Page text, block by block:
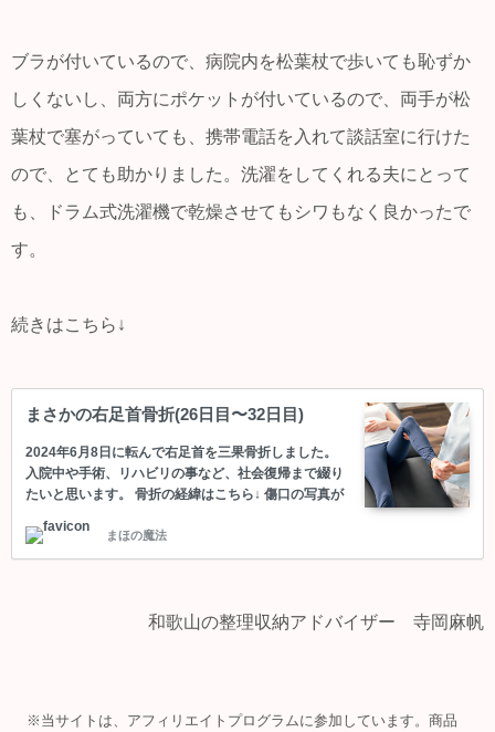
ブラが付いているので、病院内を松葉杖で歩いても恥ずか
しくないし、両方にポケットが付いているので、両手が松
葉杖で塞がっていても、携帯電話を入れて談話室に行けた
ので、とても助かりました。洗濯をしてくれる夫にとって
も、ドラム式洗濯機で乾燥させてもシワもなく良かったで
す。
続きはこちら↓
まさかの右足首骨折(26日目〜32日目)
2024年6月8日に転んで右足首を三果骨折しました。
入院中や手術、リハビリの事など、社会復帰まで綴り
たいと思います。 骨折の経緯はこちら↓ 傷口の写真が
いにギブスが取れる 抜糸から1週間後、ついにギブス
が取れました。 これで右足に荷重をかけて歩ける、退
2週間はかかるよ mahoえ？… 入院中、足首骨折した
まほの魔法
和歌山の整理収納アドバイザー 寺岡麻帆
※当サイトは、アフィリエイトプログラムに参加しています。商品